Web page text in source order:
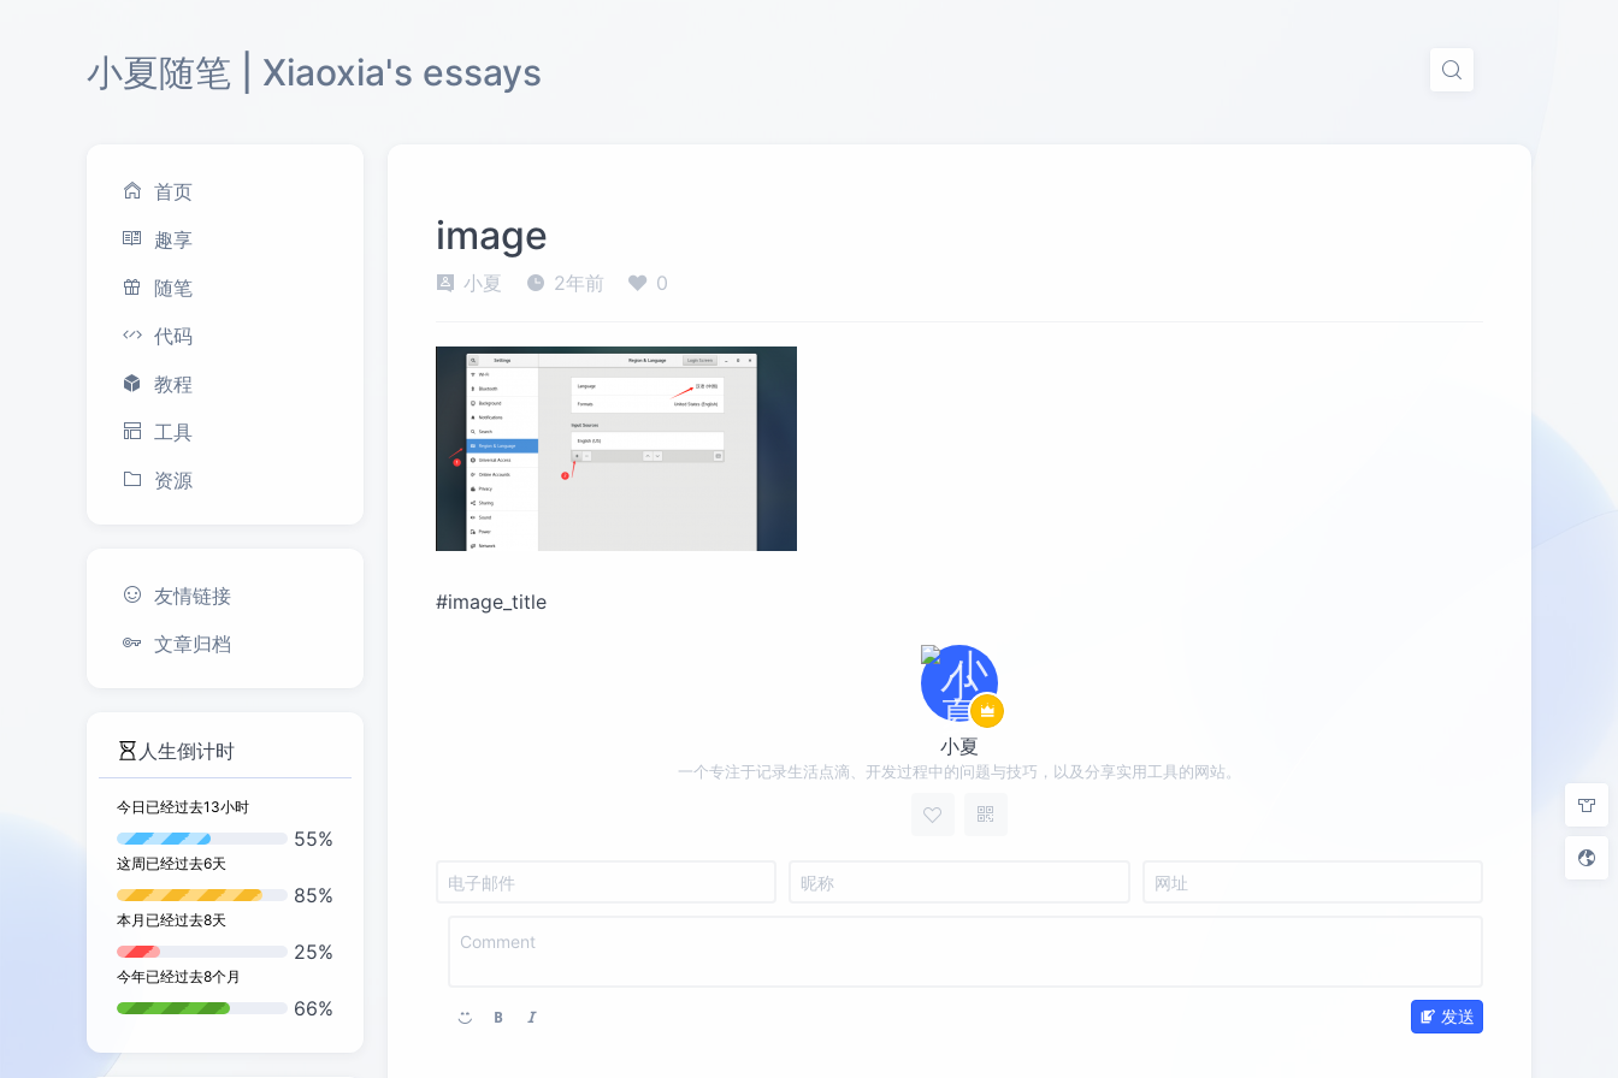
小夏随笔 | Xiaoxia's essays
首页
趣享
随笔
代码
教程
工具
资源
友情链接
文章归档
人生倒计时
今日已经过去13小时
55%
这周已经过去6天
85%
本月已经过去8天
25%
今年已经过去8个月
66%
image
小夏 2年前 0
#image_title
小夏
一个专注于记录生活点滴、开发过程中的问题与技巧，以及分享实用工具的网站。
发送